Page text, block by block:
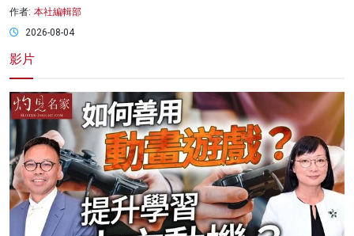
作者: 本社編輯部
2026-08-04
影片